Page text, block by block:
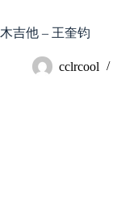
至
内
木吉他 – 王奎钧
cclrcool